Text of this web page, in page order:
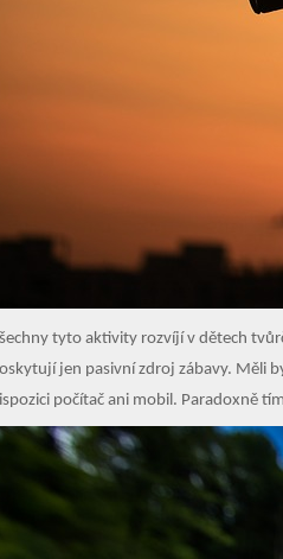
tyto aktivity rozvíjí v dětech
jen pasivní zdroj zábavy. Měli
počítač ani mobil. Paradoxně